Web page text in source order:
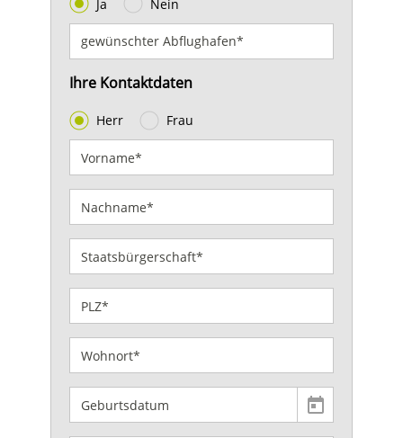
Ja Nein
Ihre Kontaktdaten
Herr Frau